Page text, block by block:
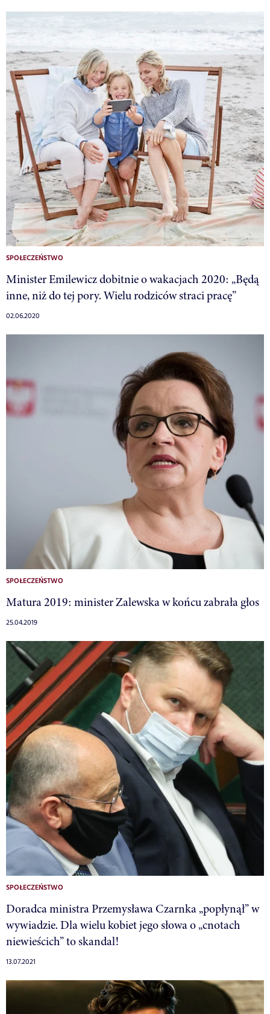
SPOŁECZEŃSTWO
Minister Emilewicz dobitnie o wakacjach 2020: „Będą
inne, niż do tej pory. Wielu rodziców straci pracę”
02.06.2020
SPOŁECZEŃSTWO
Matura 2019: minister Zalewska w końcu zabrała głos
25.04.2019
SPOŁECZEŃSTWO
Doradca ministra Przemysława Czarnka „popłynął” w
wywiadzie. Dla wielu kobiet jego słowa o „cnotach
niewieścich” to skandal!
13.07.2021